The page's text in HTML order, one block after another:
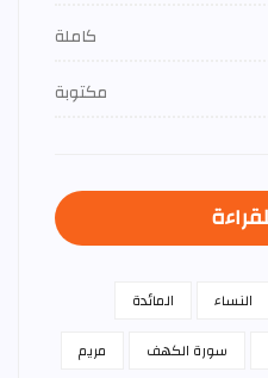
كاملة
مكتوبة
النساء
المائدة
سورة الكهف
مريم